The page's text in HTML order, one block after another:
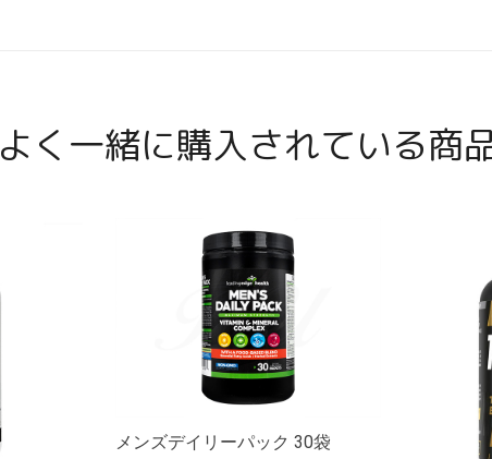
よく一緒に購入されている商
メンズデイリーパック 30袋